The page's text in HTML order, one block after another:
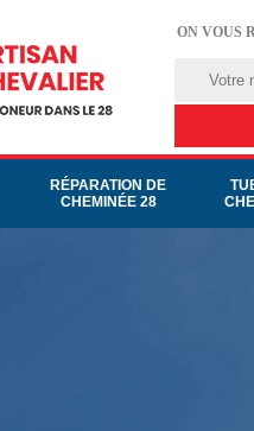
ON VOUS
RÉPARATION DE
CHEMINÉE 28